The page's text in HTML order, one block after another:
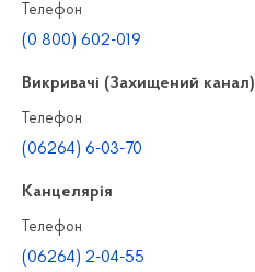
Телефон
(0 800) 602-019
Викривачі (Захищений канал)
Телефон
(06264) 6-03-70
Канцелярiя
Телефон
(06264) 2-04-55